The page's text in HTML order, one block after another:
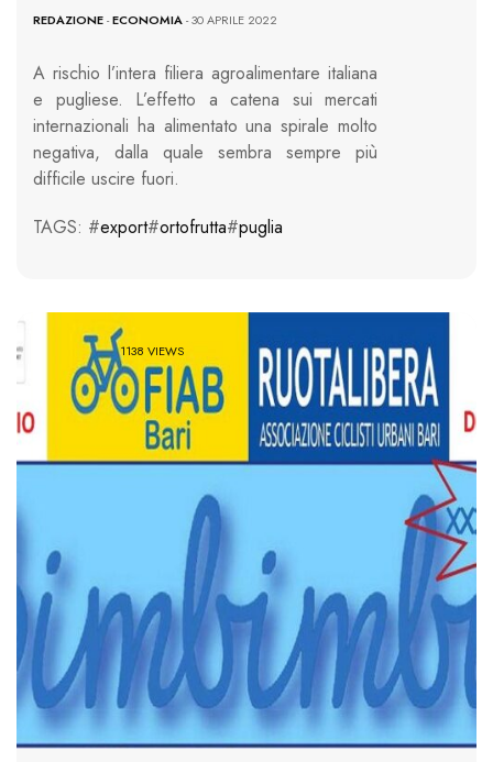
REDAZIONE-ECONOMIA- 30 APRILE 2022
A rischio l’intera filiera agroalimentare italiana
e pugliese. L’effetto a catena sui mercati
internazionali ha alimentato una spirale molto
negativa, dalla quale sembra sempre più
difficile uscire fuori.
TAGS: #export#ortofrutta#puglia
1138 VIEWS